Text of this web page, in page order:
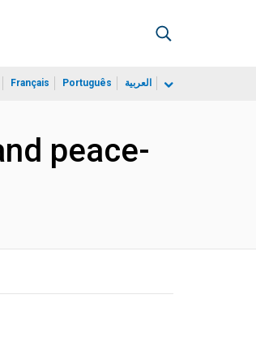
Français Português العربية
peace-